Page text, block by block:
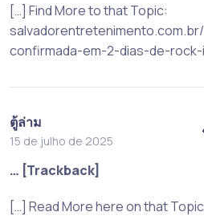
[…] Find More to that Topic:
confirmada-em-2-dias-de-
ตู้ล่าม
15 de julho de 2025
… [Trackback]
[…] Read More here on that